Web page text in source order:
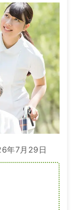
年7月29日